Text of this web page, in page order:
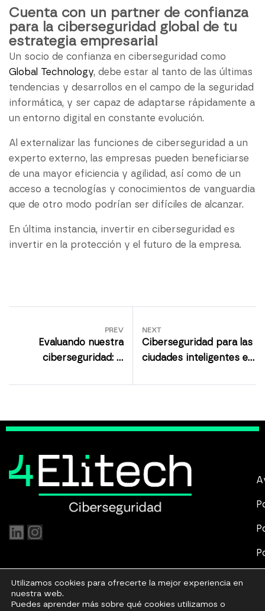
Cuenta con un partner de confianza
para la ciberseguridad global de tu
estrategia empresarial
Un socio de confianza en ciberseguridad como
Global Technology, debe estar al tanto de las últimas
tendencias y desarrollos en el campo de la seguridad
informática, y ser capaz de adaptarse rápidamente a
un entorno digital en constante evolución.
Al externalizar las funciones de ciberseguridad a un
experto externo, las empresas pueden beneficiarse
de una mayor eficiencia y agilidad, así como de un
acceso a tecnologías y conocimientos de vanguardia
que de otro modo podrían ser difíciles de alcanzar.
En última instancia, invertir en ciberseguridad es
invertir en la protección y el futuro de la empresa.
PREV
Evaluando nuestra
ciberseguridad: la
NEXT
Ciberseguridad para las
ciudades inteligentes en
Utilizamos cookies para ofrecerte la mejor experiencia en
nuestra web.
Puedes aprender más sobre qué cookies utilizamos o